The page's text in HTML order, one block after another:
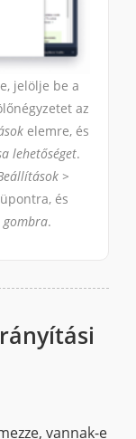
jelölje be a
az
elemre, és
lehetőséget.
>
és
.
vannak-e